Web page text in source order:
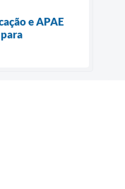
e APAE